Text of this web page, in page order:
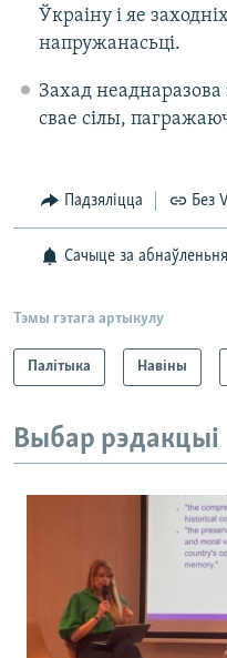
Ўкраіну і яе
напружанасьці.
Захад неаднаразова
свае сілы,
Падзяліцца Без
Сачыце за
Тэмы гэтага артыкулу
Палітыка Навіны
Выбар рэдакцыі